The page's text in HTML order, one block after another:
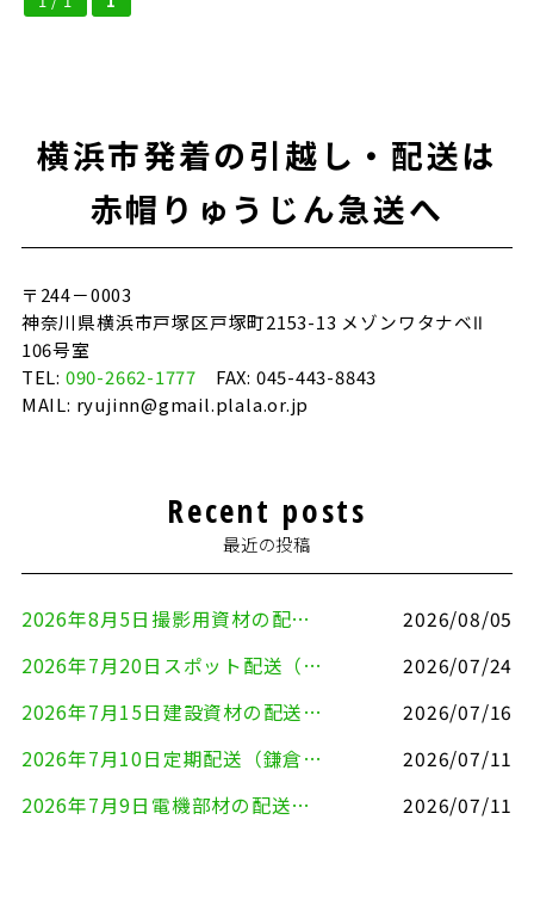
横浜市発着の引越し・配送は
赤帽りゅうじん急送へ
〒244－0003
神奈川県横浜市戸塚区戸塚町2153-13 メゾンワタナベⅡ
106号室
TEL: 090-2662-1777 FAX: 045-443-8843
MAIL: ryujinn@gmail.plala.or.jp
Recent posts
最近の投稿
2026年8月5日撮影用資材の配送（鎌倉市⇒港区）
2026/08/05
2026年7月20日スポット配送（横浜市金沢区⇒愛知県豊川市）
2026/07/24
2026年7月15日建設資材の配送（横浜市金沢区⇒横須賀市）
2026/07/16
2026年7月10日定期配送（鎌倉市⇔大田区）
2026/07/11
2026年7月9日電機部材の配送（横浜市戸塚区⇒品川区）
2026/07/11